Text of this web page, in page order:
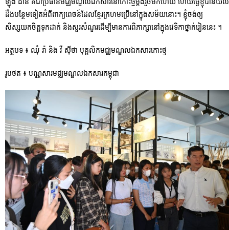
ឡុង ដានី គឺជាប្រធានមជ្ឈមណ្ឌលឯកសារនៅកោះថ្មម្តងរួចមកហើយ ហើយថ្ងៃខ្ញុំបានយល់
ដឹងបន្ថែមទៀតអំពីពាក្យពេចន៍ដែលខ្មែរក្រហមប្រើនៅក្នុងសម័យនោះ។ ខ្ញុំចង់ឲ្យ
សិស្សយកចិត្តទុកដាក់ និងសួរសំណួរដើម្បីមានការពិភាក្សានៅក្នុងវេទិកាថ្នាក់រៀននេះ ។
អត្ថបទ ៖​ ឈុំ រ៉ា និង វី ស៊ីថា បុគ្គលិកមជ្ឈមណ្ឌលឯកសារកោះថ្ម
រូបថត ៖​ បណ្ណសារមជ្ឈមណ្ឌលឯកសារកម្ពុជា